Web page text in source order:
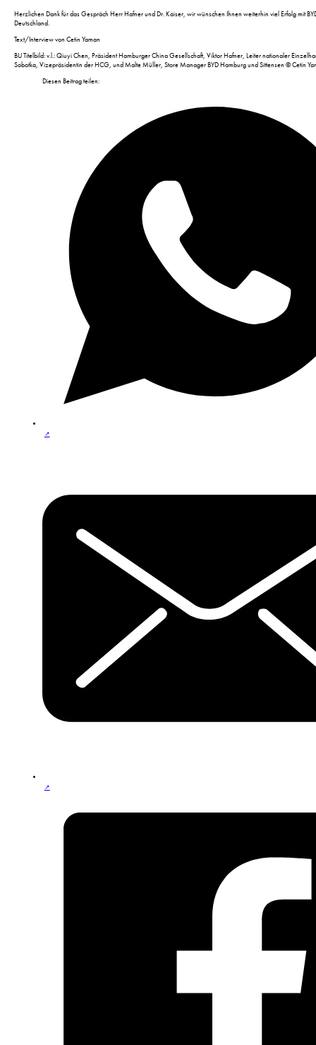
Herzlichen Dank für das Gespräch Herr Hafner und Dr. Kaiser, wir wünschen Ihnen weiterhin viel Erfolg mit
Deutschland.
Text/Interview von Cetin Yaman
BU Titelbild: v.l.: Qiuyi Chen, Präsident Hamburger China Gesellschaft, Viktor Hafner, Leiter nationaler
Sobotka, Vizepräsidentin der HCG, und Malte Müller, Store Manager BYD Hamburg und Sittensen © Cetin